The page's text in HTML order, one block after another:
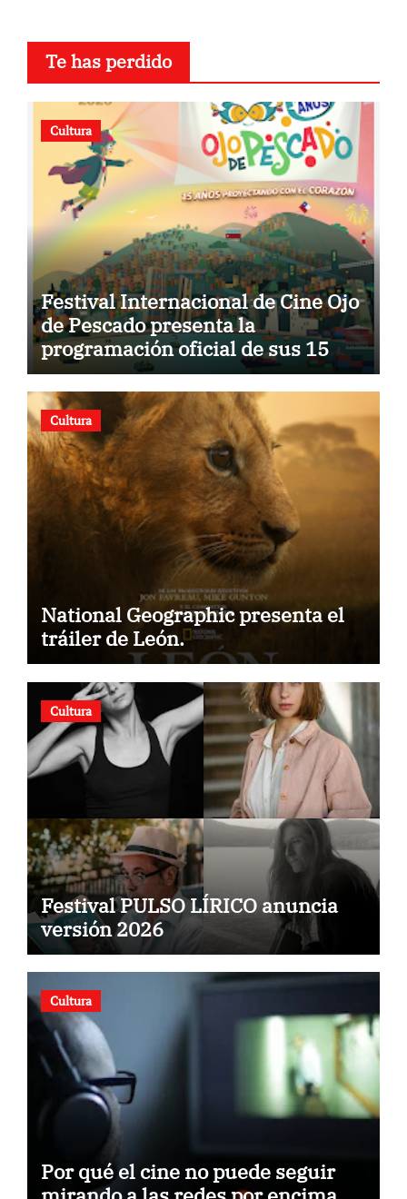
Te has perdido
Cultura
Festival Internacional de Cine Ojo
de Pescado presenta la
programación oficial de sus 15
años
Cultura
National Geographic presenta el
tráiler de León.
Cultura
Festival PULSO LÍRICO anuncia
versión 2026
Cultura
Por qué el cine no puede seguir